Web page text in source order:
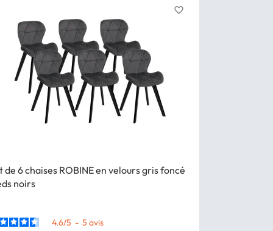
de 6 chaises ROBINE en velours gris foncé
noirs
4.6/5 - 5 avis
favorite_border